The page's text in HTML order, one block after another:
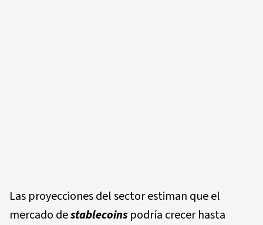
Las proyecciones del sector estiman que el
mercado destablecoins podría crecer hasta